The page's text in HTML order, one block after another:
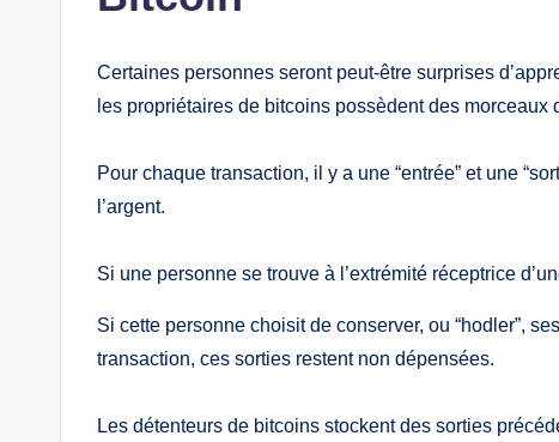
Certaines personnes seront peut-être surprises
les propriétaires de bitcoins possèdent des
Pour chaque transaction, il y a une “entrée” et une
l’argent.
Si une personne se trouve à l’extrémité réceptrice
Si cette personne choisit de conserver, ou “hodler”,
transaction, ces sorties restent non dépensées.
Les détenteurs de bitcoins stockent des sorties